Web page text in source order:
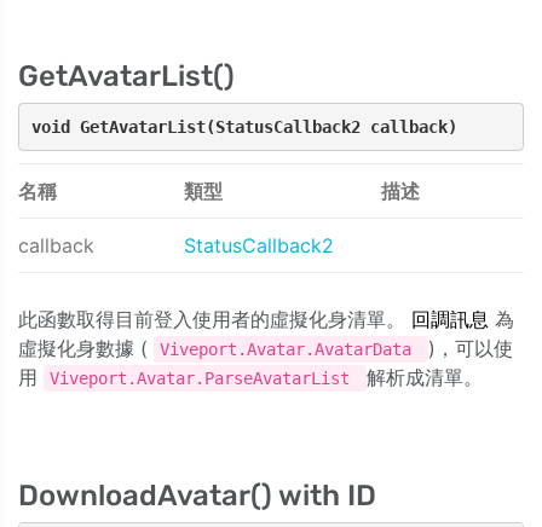
GetAvatarList()
void GetAvatarList(StatusCallback2 callback)
名稱 類型 描述
callback StatusCallback2
此函數取得目前登入使用者的虛擬化身清單。 回調訊息 為
虛擬化身數據 (
Viveport.Avatar.AvatarData
)，可以使
用
Viveport.Avatar.ParseAvatarList 解析成清單。
DownloadAvatar() with ID